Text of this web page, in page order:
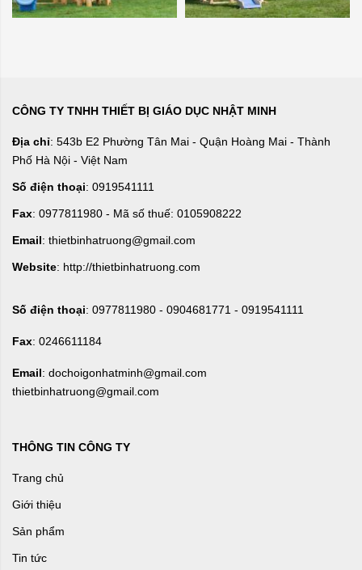
CÔNG TY TNHH THIẾT BỊ GIÁO DỤC NHẬT MINH
Địa chỉ: 543b E2 Phường Tân Mai - Quận Hoàng Mai - Thành
Phố Hà Nội - Việt Nam
Số điện thoại: 0919541111
Fax: 0977811980 - Mã số thuế: 0105908222
Email: thietbinhatruong@gmail.com
Website: http://thietbinhatruong.com
Số điện thoại: 0977811980 - 0904681771 - 0919541111
Fax: 0246611184
Email: dochoigonhatminh@gmail.com
thietbinhatruong@gmail.com
THÔNG TIN CÔNG TY
Trang chủ
Giới thiệu
Sản phẩm
Tin tức